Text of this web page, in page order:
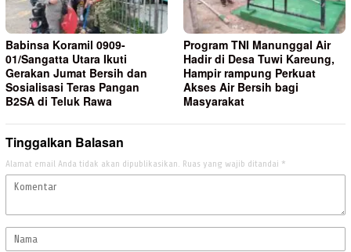
Babinsa Koramil 0909-
01/Sangatta Utara Ikuti
Gerakan Jumat Bersih dan
Sosialisasi Teras Pangan
B2SA di Teluk Rawa
Program TNI Manunggal Air
Hadir di Desa Tuwi Kareung,
Hampir rampung Perkuat
Akses Air Bersih bagi
Masyarakat
Tinggalkan Balasan
Alamat email Anda tidak akan dipublikasikan. Ruas yang wajib ditandai *